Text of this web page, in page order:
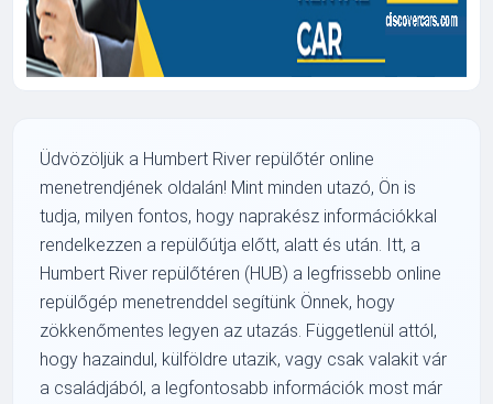
Üdvözöljük a Humbert River repülőtér online
menetrendjének oldalán! Mint minden utazó, Ön is
tudja, milyen fontos, hogy naprakész információkkal
rendelkezzen a repülőútja előtt, alatt és után. Itt, a
Humbert River repülőtéren (HUB) a legfrissebb online
repülőgép menetrenddel segítünk Önnek, hogy
zökkenőmentes legyen az utazás. Függetlenül attól,
hogy hazaindul, külföldre utazik, vagy csak valakit vár
a családjából, a legfontosabb információk most már